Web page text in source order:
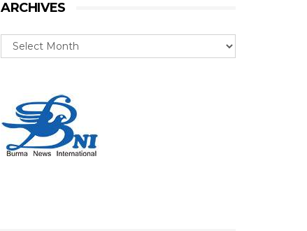
ARCHIVES